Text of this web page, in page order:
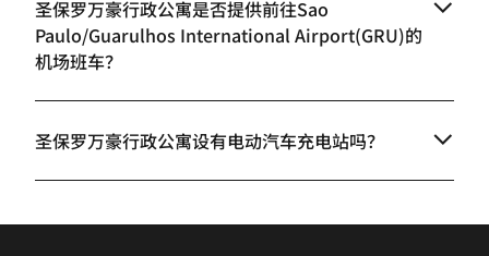
圣保罗万豪行政公寓是否提供前往Sao
Paulo/Guarulhos International Airport(GRU)的
机场班车？
圣保罗万豪行政公寓设有电动汽车充电站吗？